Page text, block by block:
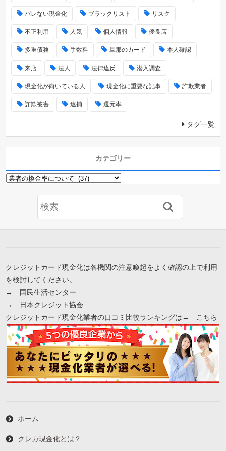
バレない現金化 ブラックリスト リスク
不正利用 人気 個人情報 優良店
多重債務 手数料 旦那のカード 本人確認
来店 法人 法律違反 潜入調査
現金化が向いている人 現金化に重要な記事 詐欺業者
詐欺被害 逮捕 還元率
タグ一覧
カテゴリー
カ
ー
クレジットカード現金化は各機関の注意喚起をよく確認の上で利用
を検討してください。
→
国民生活センター
→
日本クレジット協会
クレジットカード現金化業者の口コミ比較ランキングは→ こちら
ホーム
クレカ現金化とは？